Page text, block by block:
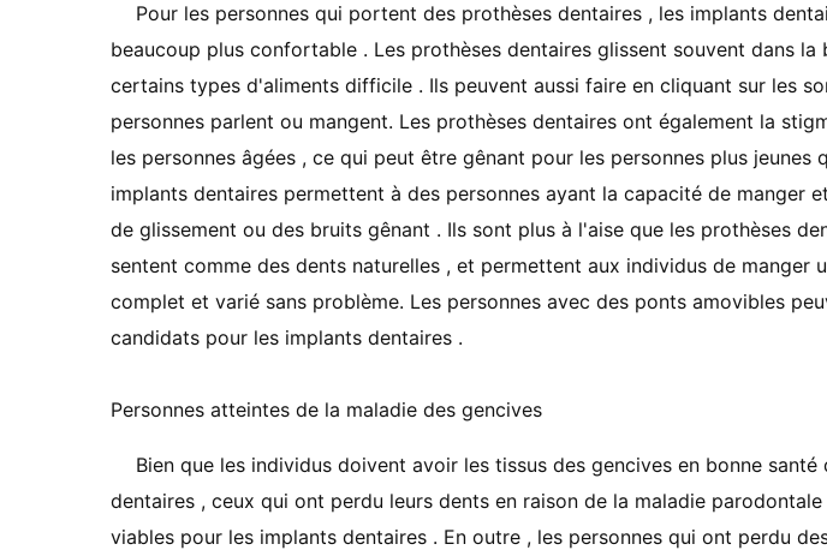
Pour les personnes qui portent des prothèses dentaires , les implants
beaucoup plus confortable . Les prothèses dentaires glissent souvent dans
certains types d'aliments difficile . Ils peuvent aussi faire en cliquant sur les
personnes parlent ou mangent. Les prothèses dentaires ont également la
les personnes âgées , ce qui peut être gênant pour les personnes plus jeunes
implants dentaires permettent à des personnes ayant la capacité de manger
de glissement ou des bruits gênant . Ils sont plus à l'aise que les prothèses
sentent comme des dents naturelles , et permettent aux individus de manger
complet et varié sans problème. Les personnes avec des ponts amovibles
candidats pour les implants dentaires .
Personnes atteintes de la maladie des gencives
Bien que les individus doivent avoir les tissus des gencives en bonne santé
dentaires , ceux qui ont perdu leurs dents en raison de la maladie
viables pour les implants dentaires . En outre , les personnes qui ont perdu